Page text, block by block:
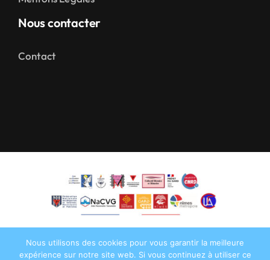
Nous contacter
Contact
Nous utilisons des cookies pour vous garantir la meilleure
expérience sur notre site web. Si vous continuez à utiliser ce